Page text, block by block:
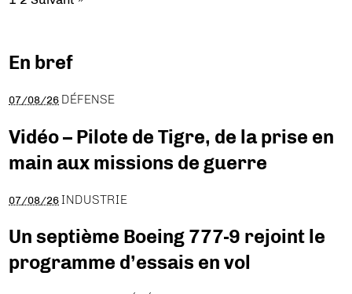
En bref
07/08/26 DÉFENSE
Vidéo – Pilote de Tigre, de la prise en
main aux missions de guerre
07/08/26 INDUSTRIE
Un septième Boeing 777-9 rejoint le
programme d’essais en vol